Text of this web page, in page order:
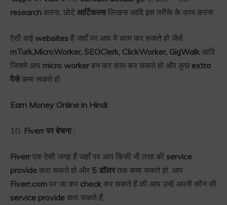
research करना, छोटे आर्टिकल्सलिखना आदि इस तरीके के काम करना .
ऐसी कई websites हैं जहाँ पर आप ये काम कर सकते हो जैसे
mTurk,MicroWorker, SEOClerk, ClickWorker, GigWalk आदि
जिसमे आप micro workerबन कर काम कर सकते हो और कुछ extra
पैसेकमा सकते हो.
Earn Money Online in Hindi
10. Fiverr पर बेचना :
Fiverrएक ऐसी जगह हैं जहाँ पर आप किसी भी तरह की service
provide करा सकते हो और 5 डॉलरतक कमा सकते हो. आप
Fiverr.com पर जा कर check कर सकते हैं की आप उन्हें अपनी कौन सी
service provide करा सकते हैं.